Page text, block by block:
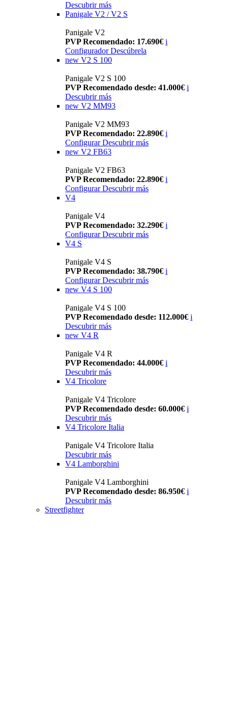
Descubrir más
Panigale V2 / V2 S
Panigale V2
PVP Recomendado: 17.690€ i
Configurador Descúbrela
new V2 S 100
Panigale V2 S 100
PVP Recomendado desde: 41.000€ i
Descubrir más
new V2 MM93
Panigale V2 MM93
PVP Recomendado: 22.890€ i
Configurar Descubrir más
new V2 FB63
Panigale V2 FB63
PVP Recomendado: 22.890€ i
Configurar Descubrir más
V4
Panigale V4
PVP Recomendado: 32.290€ i
Configurar Descubrir más
V4 S
Panigale V4 S
PVP Recomendado: 38.790€ i
Configurar Descubrir más
new V4 S 100
Panigale V4 S 100
PVP Recomendado desde: 112.000€ i
Descubrir más
new V4 R
Panigale V4 R
PVP Recomendado: 44.000€ i
Descubrir más
V4 Tricolore
Panigale V4 Tricolore
PVP Recomendado desde: 60.000€ i
Descubrir más
V4 Tricolore Italia
Panigale V4 Tricolore Italia
Descubrir más
V4 Lamborghini
Panigale V4 Lamborghini
PVP Recomendado desde: 86.950€ i
Descubrir más
Streetfighter